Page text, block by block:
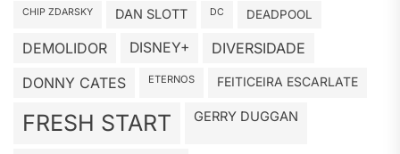
CHIP ZDARSKY DAN SLOTT DC DEADPOOL
DEMOLIDOR DISNEY+
DIVERSIDADE
DONNY CATES
ETERNOS FEITICEIRA ESCARLATE
FRESH START GERRY DUGGAN